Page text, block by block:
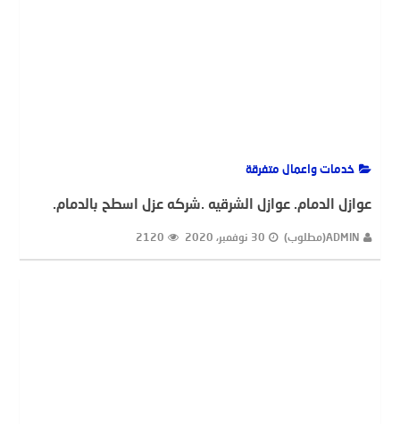
خدمات واعمال متفرقة
عوازل الدمام. عوازل الشرقيه .شركه عزل اسطح بالدمام.
ADMIN(مطلوب) 30 نوفمبر، 2020 2120